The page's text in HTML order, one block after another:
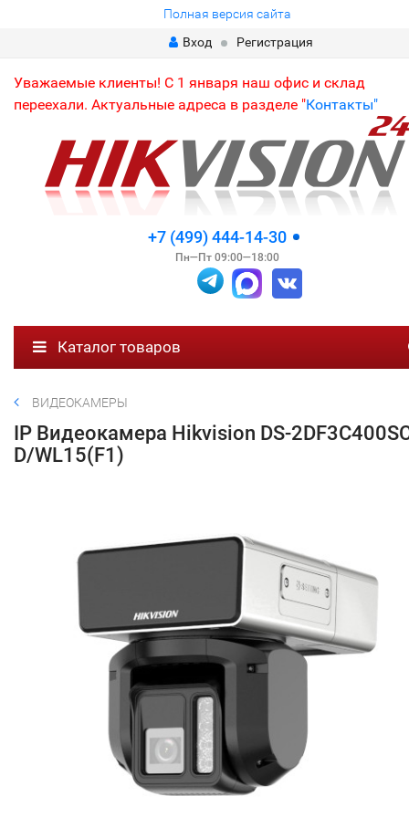
Полная версия сайта
Вход
Регистрация
Уважаемые клиенты! С 1 января наш офис и склад
переехали. Актуальные адреса в разделе "Контакты"
+7 (499) 444-14-30
Пн—Пт 09:00—18:00
Каталог товаров
ВИДЕОКАМЕРЫ
IP Видеокамера Hikvision DS-
D/WL15(F1)